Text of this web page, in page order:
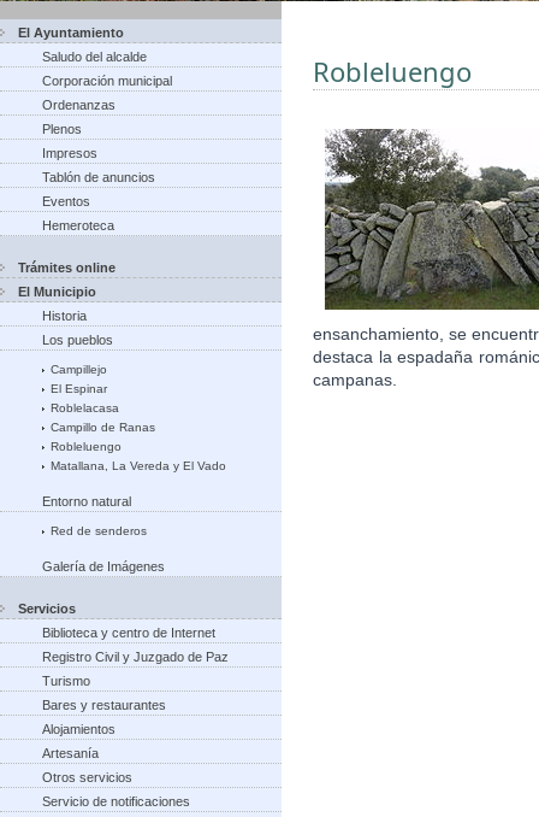
El Ayuntamiento
Saludo del alcalde
Corporación municipal
Ordenanzas
Plenos
Impresos
Tablón de anuncios
Eventos
Hemeroteca
Trámites online
El Municipio
Historia
Los pueblos
Campillejo
El Espinar
Roblelacasa
Campillo de Ranas
Robleluengo
Matallana, La Vereda y El Vado
Entorno natural
Red de senderos
Galería de Imágenes
Servicios
Biblioteca y centro de Internet
Registro Civil y Juzgado de Paz
Turismo
Bares y restaurantes
Alojamientos
Artesanía
Otros servicios
Servicio de notificaciones
Robleluengo
ensanchamiento, se
destaca la espadaña
campanas.